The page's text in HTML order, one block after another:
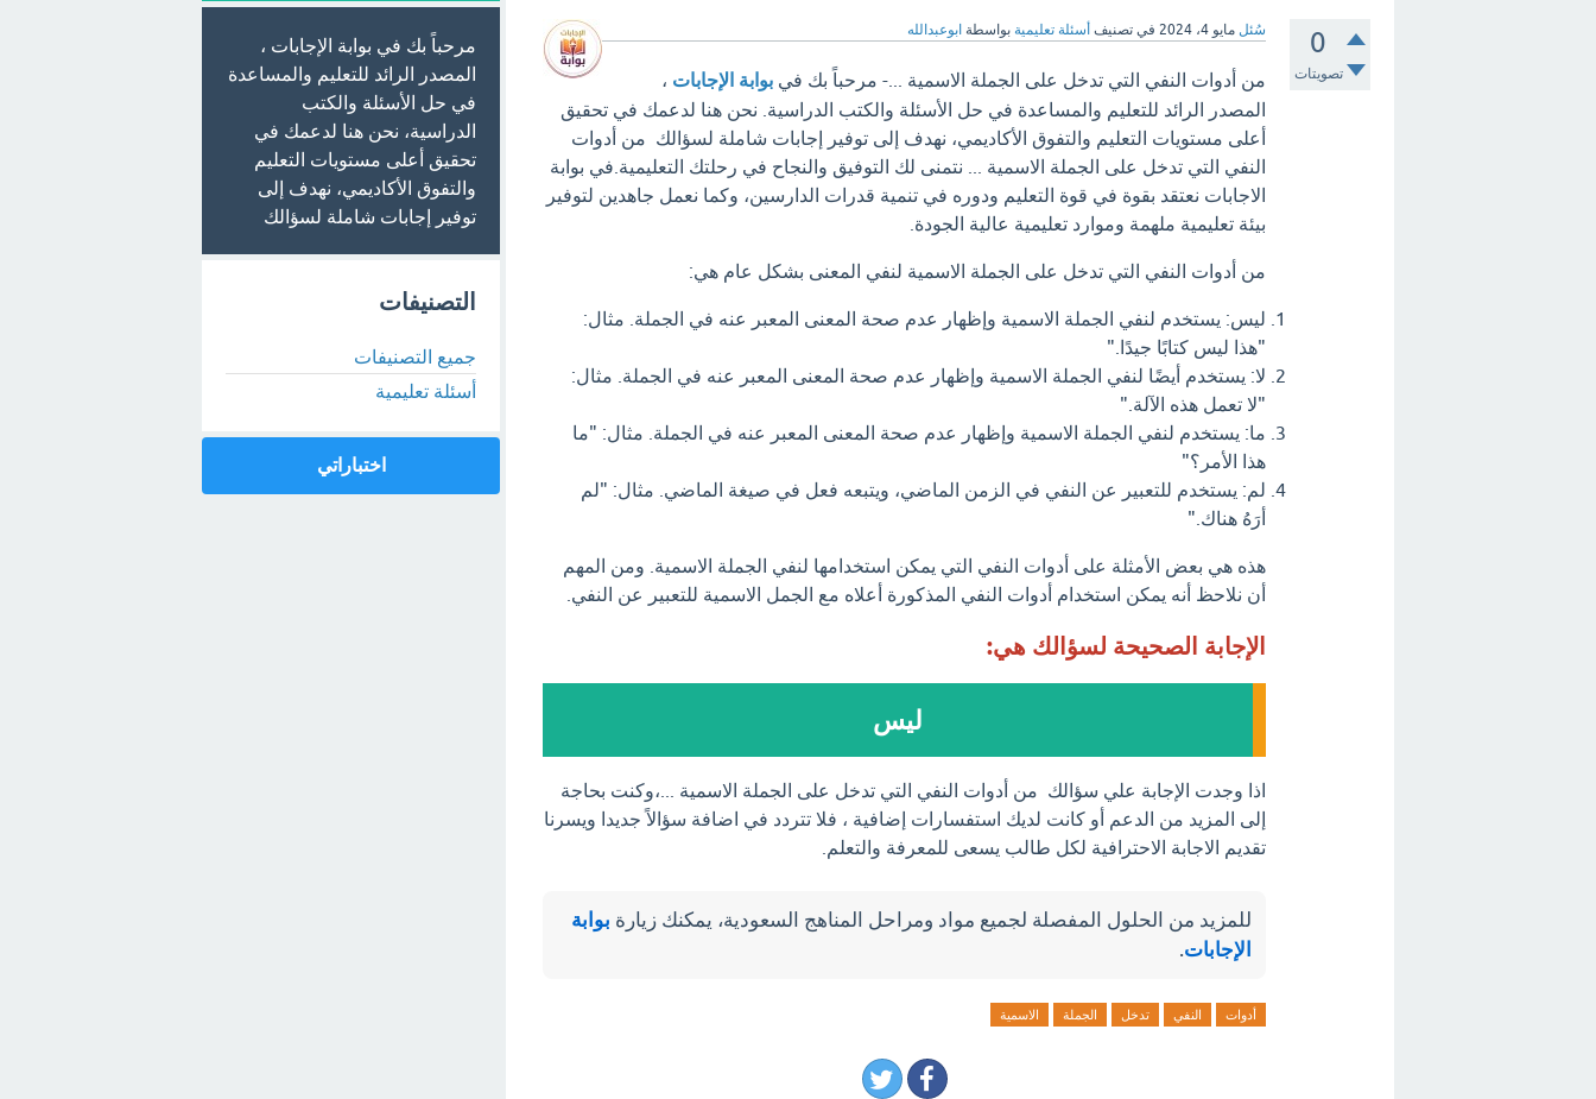
0
تصويتات
سُئل مايو 4، 2024 في تصنيف أسئلة تعليمية بواسطة ابوعبدالله
من أدوات النفي التي تدخل على الجملة الاسمية ...- مرحباً بك في بوابة الإجابات ،
المصدر الرائد للتعليم والمساعدة في حل الأسئلة والكتب الدراسية. نحن هنا لدعمك في تحقيق
أعلى مستويات التعليم والتفوق الأكاديمي، نهدف إلى توفير إجابات شاملة لسؤالك من أدوات
النفي التي تدخل على الجملة الاسمية ... نتمنى لك التوفيق والنجاح في رحلتك التعليمية.في بوابة
الاجابات نعتقد بقوة في قوة التعليم ودوره في تنمية قدرات الدارسين، وكما نعمل جاهدين لتوفير
بيئة تعليمية ملهمة وموارد تعليمية عالية الجودة.
من أدوات النفي التي تدخل على الجملة الاسمية لنفي المعنى بشكل عام هي:
ليس: يستخدم لنفي الجملة الاسمية وإظهار عدم صحة المعنى المعبر عنه في الجملة. مثال:
"هذا ليس كتابًا جيدًا."
لا: يستخدم أيضًا لنفي الجملة الاسمية وإظهار عدم صحة المعنى المعبر عنه في الجملة. مثال:
"لا تعمل هذه الآلة."
ما: يستخدم لنفي الجملة الاسمية وإظهار عدم صحة المعنى المعبر عنه في الجملة. مثال: "ما
هذا الأمر؟"
لم: يستخدم للتعبير عن النفي في الزمن الماضي، ويتبعه فعل في صيغة الماضي. مثال: "لم
أرَهُ هناك."
هذه هي بعض الأمثلة على أدوات النفي التي يمكن استخدامها لنفي الجملة الاسمية. ومن المهم
أن نلاحظ أنه يمكن استخدام أدوات النفي المذكورة أعلاه مع الجمل الاسمية للتعبير عن النفي.
الإجابة الصحيحة لسؤالك هي:
ليس
اذا وجدت الإجابة علي سؤالك من أدوات النفي التي تدخل على الجملة الاسمية ...،وكنت بحاجة
إلى المزيد من الدعم أو كانت لديك استفسارات إضافية ، فلا تتردد في اضافة سؤالاً جديدا ويسرنا
تقديم الاجابة الاحترافية لكل طالب يسعى للمعرفة والتعلم.
للمزيد من الحلول المفصلة لجميع مواد ومراحل المناهج السعودية، يمكنك زيارة بوابة
الإجابات.
أدوات النفي تدخل الجملة الاسمية
مرحباً بك في بوابة الإجابات ،
المصدر الرائد للتعليم والمساعدة
في حل الأسئلة والكتب
الدراسية، نحن هنا لدعمك في
تحقيق أعلى مستويات التعليم
والتفوق الأكاديمي، نهدف إلى
توفير إجابات شاملة لسؤالك
التصنيفات
جميع التصنيفات
أسئلة تعليمية
اختباراتي